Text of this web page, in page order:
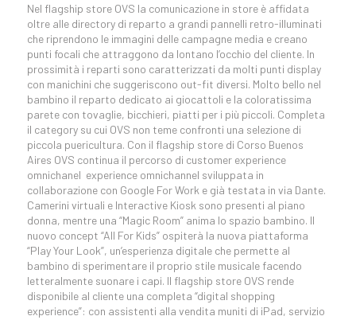
Nel flagship store OVS la comunicazione in store è affidata
oltre alle directory di reparto a grandi pannelli retro-illuminati
che riprendono le immagini delle campagne media e creano
punti focali che attraggono da lontano l’occhio del cliente. In
prossimità i reparti sono caratterizzati da molti punti display
con manichini che suggeriscono out-fit diversi. Molto bello nel
bambino il reparto dedicato ai giocattoli e la coloratissima
parete con tovaglie, bicchieri, piatti per i più piccoli. Completa
il category su cui OVS non teme confronti una selezione di
piccola puericultura. Con il flagship store di Corso Buenos
Aires OVS continua il percorso di customer experience
omnichanel experience omnichannel sviluppata in
collaborazione con Google For Work e già testata in via Dante.
Camerini virtuali e Interactive Kiosk sono presenti al piano
donna, mentre una “Magic Room” anima lo spazio bambino. Il
nuovo concept “All For Kids” ospiterà la nuova piattaforma
“Play Your Look”, un’esperienza digitale che permette al
bambino di sperimentare il proprio stile musicale facendo
letteralmente suonare i capi. Il flagship store OVS rende
disponibile al cliente una completa “digital shopping
experience”: con assistenti alla vendita muniti di iPad, servizio